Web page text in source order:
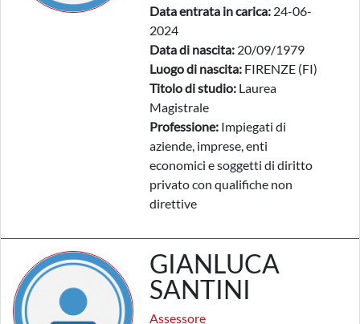
Data entrata in carica: 24-06-
2024
Data di nascita: 20/09/1979
Luogo di nascita: FIRENZE (FI)
Titolo di studio: Laurea
Magistrale
Professione: Impiegati di
aziende, imprese, enti
economici e soggetti di diritto
privato con qualifiche non
direttive
GIANLUCA
SANTINI
Assessore